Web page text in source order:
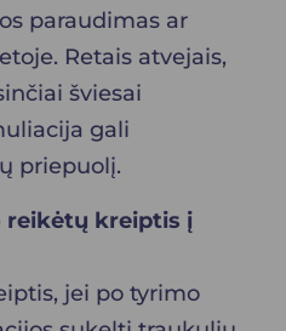
paraudimas ar
Retais atvejais,
šviesai
gali
priepuolį.
reikėtų kreiptis į
jei po tyrimo